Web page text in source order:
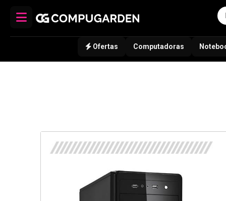
Ofertas Computadoras